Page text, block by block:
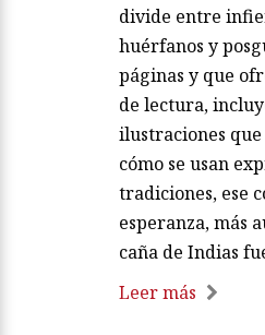
divide entre
huérfanos y
páginas y que
de lectura,
ilustraciones
cómo se usan
tradiciones, ese
esperanza, más
caña de Indias
Leer más